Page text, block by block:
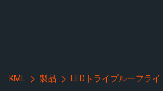
KML 製品 LEDトライプルーフライ